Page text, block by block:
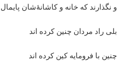
و نگذارند که خانه و کاشانۀشان
بلی راد مردان چنین کرده اند
چنین با فرومایه کین کرده اند